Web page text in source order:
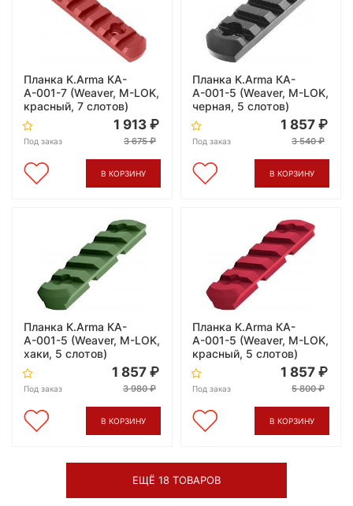
Планка K.Arma КА-
А-001-7 (Weaver, M-LOK,
красный, 7 слотов)
Под заказ
1 913
3 675
В КОРЗИНУ
Планка K.Arma КА-
А-001-5 (Weaver, M-LOK,
черная, 5 слотов)
Под заказ
1 857
3 540
В КОРЗИНУ
Планка K.Arma КА-
А-001-5 (Weaver, M-LOK,
хаки, 5 слотов)
Под заказ
1 857
3 980
В КОРЗИНУ
Планка K.Arma КА-
А-001-5 (Weaver, M-LOK,
красный, 5 слотов)
Под заказ
1 857
5 800
В КОРЗИНУ
ЕЩЁ 18 ТОВАРОВ